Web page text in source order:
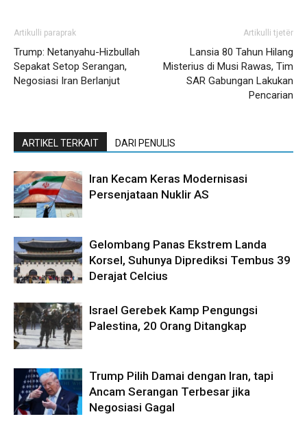
Artikulli paraprak
Trump: Netanyahu-Hizbullah
Sepakat Setop Serangan,
Negosiasi Iran Berlanjut
Artikulli tjetër
Lansia 80 Tahun Hilang
Misterius di Musi Rawas, Tim
SAR Gabungan Lakukan
Pencarian
ARTIKEL TERKAIT DARI PENULIS
Iran Kecam Keras Modernisasi
Persenjataan Nuklir AS
Gelombang Panas Ekstrem Landa
Korsel, Suhunya Diprediksi Tembus 39
Derajat Celcius
Israel Gerebek Kamp Pengungsi
Palestina, 20 Orang Ditangkap
Trump Pilih Damai dengan Iran, tapi
Ancam Serangan Terbesar jika
Negosiasi Gagal